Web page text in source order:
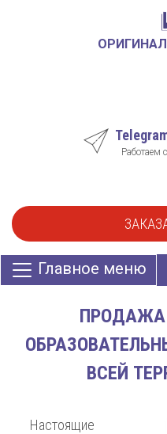
Работаем
Главное меню
ВСЕЙ
Настоящие